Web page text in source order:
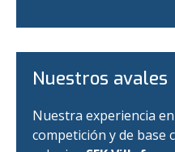
Nuestros avales
Nuestra experiencia
competición y de base